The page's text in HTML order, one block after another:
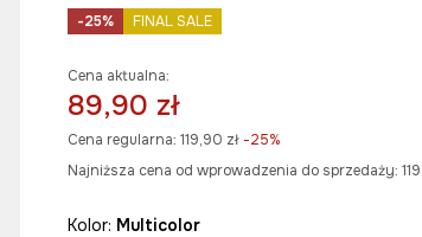
-25%
FINAL SALE
Cena aktualna:
89,90 zł
Cena regularna: 119,90 zł-25%
Najniższa cena od wprowadzenia do sprzedaży:
Kolor: multicolor